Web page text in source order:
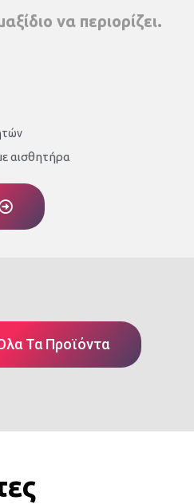
να περιορίζει.
αισθητήρα
Τα Προϊόντα